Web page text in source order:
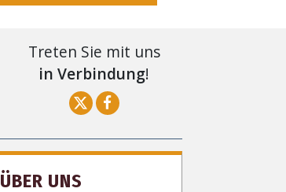
Treten Sie mit uns
in Verbindung!
ÜBER UNS